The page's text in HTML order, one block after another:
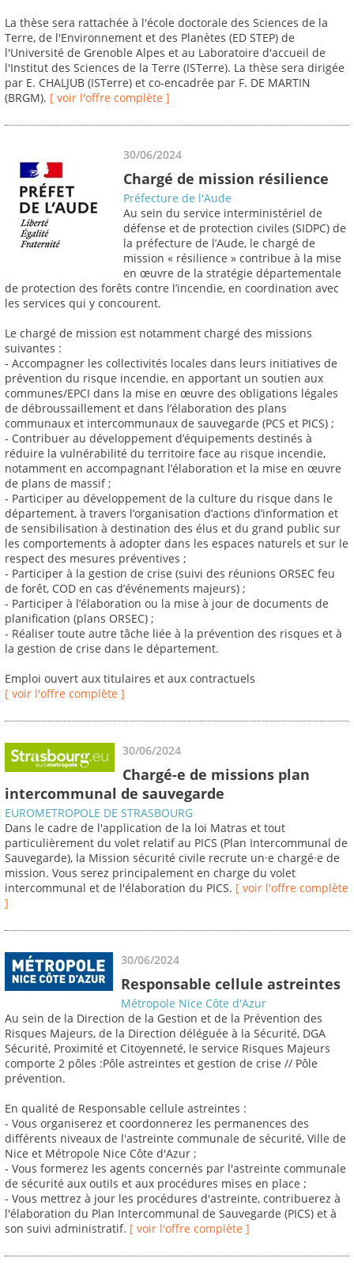
La thèse sera rattachée à l'école doctorale des Sciences de la
Terre, de l'Environnement et des Planètes (ED STEP) de
l'Université de Grenoble Alpes et au Laboratoire d'accueil de
l'Institut des Sciences de la Terre (ISTerre). La thèse sera dirigée
par E. CHALJUB (ISTerre) et co-encadrée par F. DE MARTIN
(BRGM). [ voir l'offre complète ]
30/06/2024
Chargé de mission résilience
Préfecture de l'Aude
Au sein du service interministériel de
défense et de protection civiles (SIDPC) de
la préfecture de l’Aude, le chargé de
mission « résilience » contribue à la mise
en œuvre de la stratégie départementale
de protection des forêts contre l’incendie, en coordination avec
les services qui y concourent.
Le chargé de mission est notamment chargé des missions
suivantes :
- Accompagner les collectivités locales dans leurs initiatives de
prévention du risque incendie, en apportant un soutien aux
communes/EPCI dans la mise en œuvre des obligations légales
de débroussaillement et dans l’élaboration des plans
communaux et intercommunaux de sauvegarde (PCS et PICS) ;
- Contribuer au développement d’équipements destinés à
réduire la vulnérabilité du territoire face au risque incendie,
notamment en accompagnant l’élaboration et la mise en œuvre
de plans de massif ;
- Participer au développement de la culture du risque dans le
département, à travers l’organisation d’actions d’information et
de sensibilisation à destination des élus et du grand public sur
les comportements à adopter dans les espaces naturels et sur le
respect des mesures préventives ;
- Participer à la gestion de crise (suivi des réunions ORSEC feu
de forêt, COD en cas d’événements majeurs) ;
- Participer à l’élaboration ou la mise à jour de documents de
planification (plans ORSEC) ;
- Réaliser toute autre tâche liée à la prévention des risques et à
la gestion de crise dans le département.
Emploi ouvert aux titulaires et aux contractuels
[ voir l'offre complète ]
30/06/2024
Chargé-e de missions plan
intercommunal de sauvegarde
EUROMETROPOLE DE STRASBOURG
Dans le cadre de l'application de la loi Matras et tout
particulièrement du volet relatif au PICS (Plan Intercommunal de
Sauvegarde), la Mission sécurité civile recrute un·e chargé·e de
mission. Vous serez principalement en charge du volet
intercommunal et de l'élaboration du PICS. [ voir l'offre complète
]
30/06/2024
Responsable cellule astreintes
Métropole Nice Côte d'Azur
Au sein de la Direction de la Gestion et de la Prévention des
Risques Majeurs, de la Direction déléguée à la Sécurité, DGA
Sécurité, Proximité et Citoyenneté, le service Risques Majeurs
comporte 2 pôles :Pôle astreintes et gestion de crise // Pôle
prévention.
En qualité de Responsable cellule astreintes :
- Vous organiserez et coordonnerez les permanences des
différents niveaux de l'astreinte communale de sécurité, Ville de
Nice et Métropole Nice Côte d'Azur ;
- Vous formerez les agents concernés par l'astreinte communale
de sécurité aux outils et aux procédures mises en place ;
- Vous mettrez à jour les procédures d'astreinte, contribuerez à
l'élaboration du Plan Intercommunal de Sauvegarde (PICS) et à
son suivi administratif. [ voir l'offre complète ]